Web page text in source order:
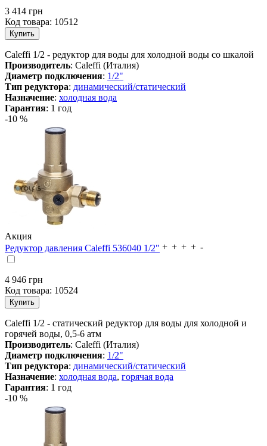
3 414 грн
Код товара: 10512
Caleffi 1/2 - редуктор для воды для холодной воды со шкалой
Производитель: Caleffi (Италия)
Диаметр подключения: 1/2"
Тип редуктора: динамический/статический
Назначение: холодная вода
Гарантия: 1 год
-10 %
Акция
Редуктор давления Caleffi 536040 1/2"
4 946 грн
Код товара: 10524
Caleffi 1/2 - статический редуктор для воды для холодной и
горячей воды, 0,5-6 атм
Производитель: Caleffi (Италия)
Диаметр подключения: 1/2"
Тип редуктора: динамический/статический
Назначение: холодная вода, горячая вода
Гарантия: 1 год
-10 %